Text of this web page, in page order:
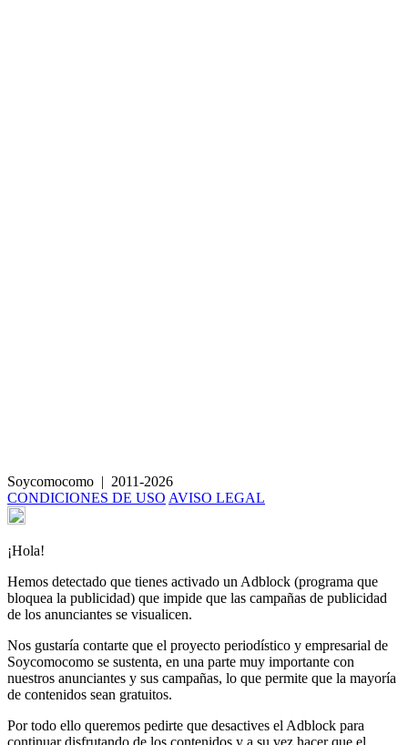
Soycomocomo | 2011-2026
CONDICIONES DE USO AVISO LEGAL
¡Hola!
Hemos detectado que tienes activado un Adblock (programa que
bloquea la publicidad) que impide que las campañas de publicidad
de los anunciantes se visualicen.
Nos gustaría contarte que el proyecto periodístico y empresarial de
Soycomocomo se sustenta, en una parte muy importante con
nuestros anunciantes y sus campañas, lo que permite que la mayoría
de contenidos sean gratuitos.
Por todo ello queremos pedirte que desactives el Adblock para
continuar disfrutando de los contenidos y a su vez hacer que el